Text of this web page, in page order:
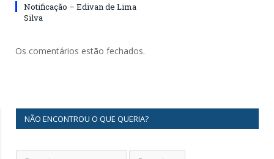
Notificação – Edivan de Lima
Silva
Os comentários estão fechados.
NÃO ENCONTROU O QUE QUERIA?